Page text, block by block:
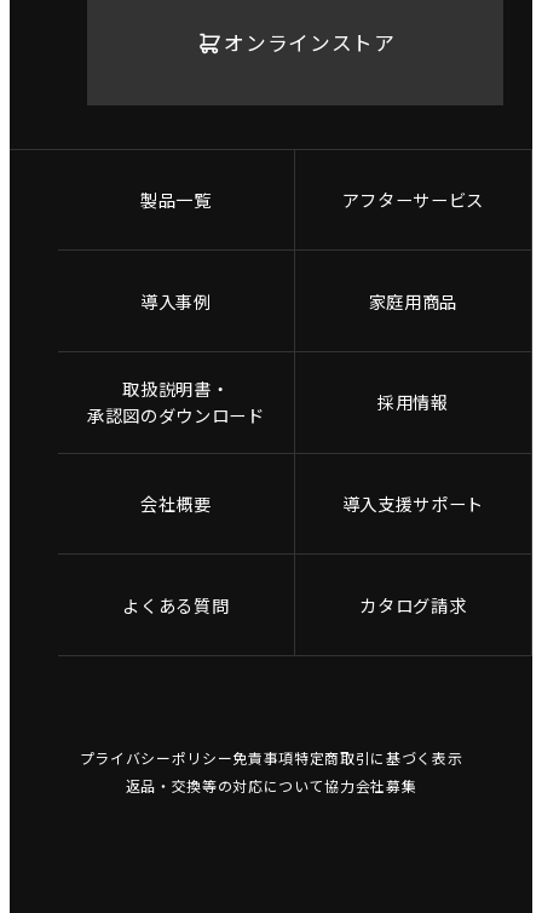
オンラインストア
製品一覧 アフターサービス
導入事例 家庭用商品
取扱説明書・
承認図のダウンロード
採用情報
会社概要 導入支援サポート
よくある質問 カタログ請求
プライバシーポリシー免責事項特定商取引に基づく表示
返品・交換等の対応について協力会社募集